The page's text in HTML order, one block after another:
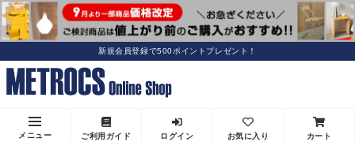
新規会員登録で500ポイントプレゼント！
メニュー ご利用ガイド ログイン お気に入り カート